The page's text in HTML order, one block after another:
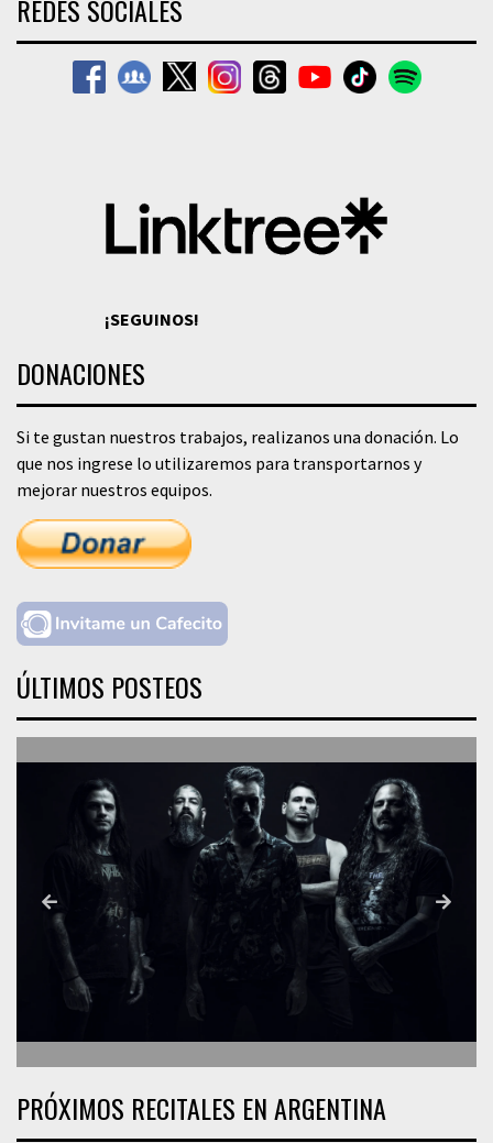
REDES SOCIALES
¡SEGUINOS!
DONACIONES
Si te gustan nuestros trabajos, realizanos una donación. Lo
que nos ingrese lo utilizaremos para transportarnos y
mejorar nuestros equipos.
ÚLTIMOS POSTEOS
PRÓXIMOS RECITALES EN ARGENTINA